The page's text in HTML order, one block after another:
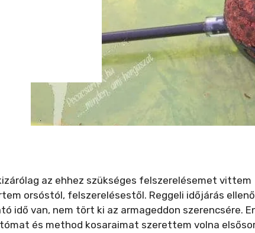
az ehhez szükséges felszerelésemet vittem
orsóstól, felszerelésestől. Reggeli időjárás
idő van, nem tört ki az armageddon szerencsére.
és method kosaraimat szerettem volna